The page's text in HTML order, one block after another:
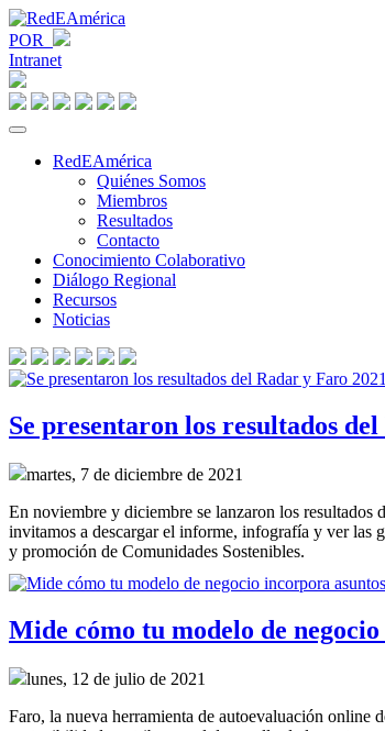
POR
Intranet
RedEAmérica
Quiénes Somos
Miembros
Resultados
Contacto
Conocimiento Colaborativo
Diálogo Regional
Recursos
Noticias
Se presentaron los resultados
martes, 7 de diciembre de 2021
En noviembre y diciembre se lanzaron los resultados
invitamos a descargar el informe, infografía y ver las
y promoción de Comunidades Sostenibles.
Mide cómo tu modelo de
lunes, 12 de julio de 2021
Faro, la nueva herramienta de autoevaluación online